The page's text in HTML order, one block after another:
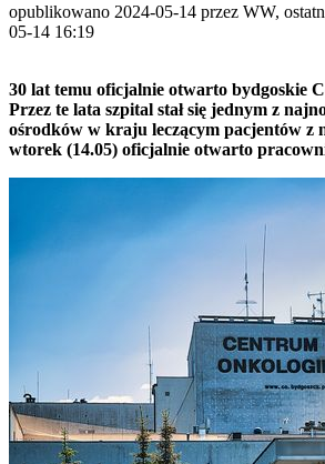
opublikowano 2024-05-14 przez WW,
05-14 16:19
30 lat temu oficjalnie otwarto bydgoskie
Przez te lata szpital stał się jednym z
ośrodków w kraju leczącym pacjentów z
wtorek (14.05) oficjalnie otwarto